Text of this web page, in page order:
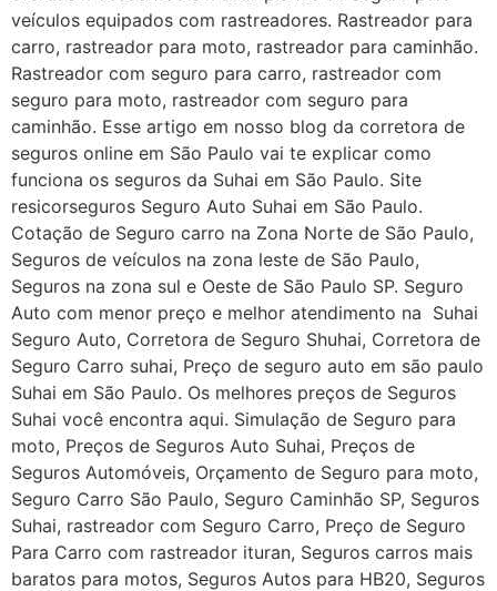
veículos equipados com rastreadores. Rastreador para
carro, rastreador para moto, rastreador para caminhão.
Rastreador com seguro para carro, rastreador com
seguro para moto, rastreador com seguro para
caminhão. Esse artigo em nosso blog da corretora de
seguros online em São Paulo vai te explicar como
funciona os seguros da Suhai em São Paulo. Site
resicorseguros Seguro Auto Suhai em São Paulo.
Cotação de Seguro carro na Zona Norte de São Paulo,
Seguros de veículos na zona leste de São Paulo,
Seguros na zona sul e Oeste de São Paulo SP. Seguro
Auto com menor preço e melhor atendimento na Suhai
Seguro Auto, Corretora de Seguro Shuhai, Corretora de
Seguro Carro suhai, Preço de seguro auto em são paulo
Suhai em São Paulo. Os melhores preços de Seguros
Suhai você encontra aqui. Simulação de Seguro para
moto, Preços de Seguros Auto Suhai, Preços de
Seguros Automóveis, Orçamento de Seguro para moto,
Seguro Carro São Paulo, Seguro Caminhão SP, Seguros
Suhai, rastreador com Seguro Carro, Preço de Seguro
Para Carro com rastreador ituran, Seguros carros mais
baratos para motos, Seguros Autos para HB20, Seguros